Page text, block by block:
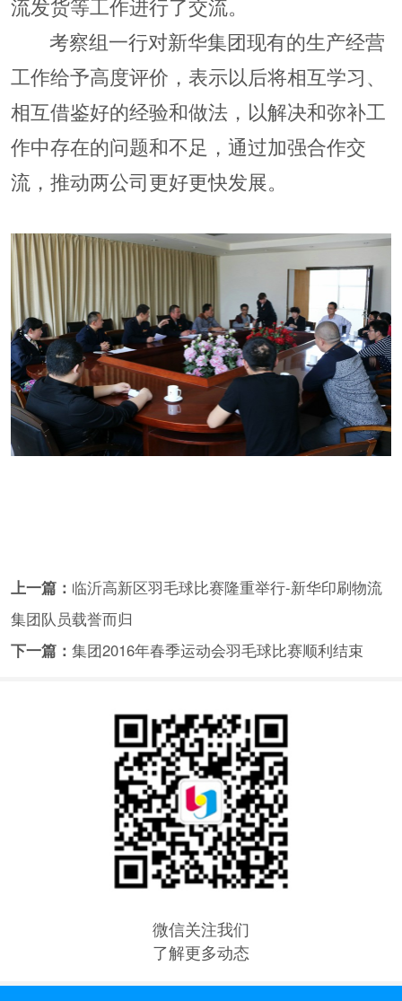
流发货等工作进行了交流。
考察组一行对新华集团现有的生产经营
工作给予高度评价，表示以后将相互学习、
相互借鉴好的经验和做法，以解决和弥补工
作中存在的问题和不足，通过加强合作交
流，推动两公司更好更快发展。
上一篇： 临沂高新区羽毛球比赛隆重举行-新华印刷物流
集团队员载誉而归
下一篇： 集团2016年春季运动会羽毛球比赛顺利结束
微信关注我们
了解更多动态